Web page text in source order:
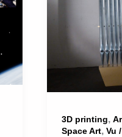
3D printing,
Space Art, Vu